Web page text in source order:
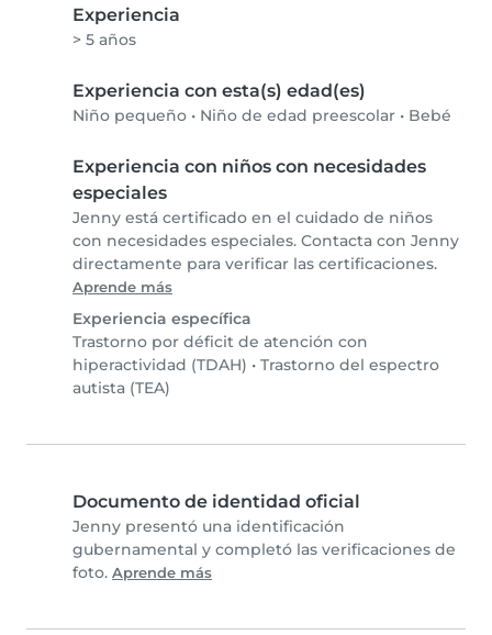
Experiencia
> 5 años
Experiencia con esta(s) edad(es)
Niño pequeño • Niño de edad preescolar • Bebé
Experiencia con niños con necesidades
especiales
Jenny está certificado en el cuidado de niños
con necesidades especiales. Contacta con Jenny
directamente para verificar las certificaciones.
Aprende más
Experiencia específica
Trastorno por déficit de atención con
hiperactividad (TDAH) • Trastorno del espectro
autista (TEA)
Documento de identidad oficial
Jenny presentó una identificación
gubernamental y completó las verificaciones de
foto. Aprende más